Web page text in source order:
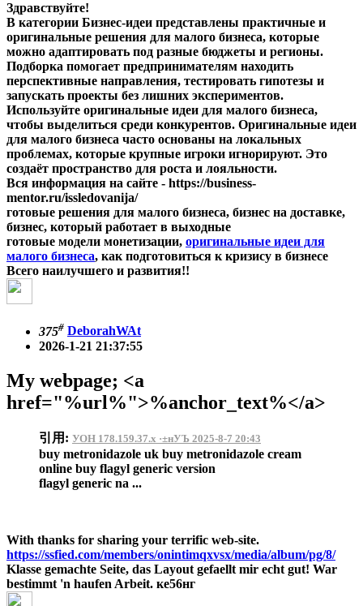
Здравствуйте!
В категории Бизнес-идеи представлены практичные и
оригинальные решения для малого бизнеса, которые
можно адаптировать под разные бюджеты и регионы.
Подборка помогает предпринимателям находить
перспективные направления, тестировать гипотезы и
запускать проекты без лишних экспериментов.
Используйте оригинальные идеи для малого бизнеса,
чтобы выделиться среди конкурентов. Оригинальные идеи
для малого бизнеса часто основаны на локальных
проблемах, которые крупные игроки игнорируют. Это
создаёт пространство для роста и лояльности.
Вся информация на сайте - https://business-
mentor.ru/issledovanija/
готовые решения для малого бизнеса, бизнес на доставке,
бизнес, который работает в выходные
готовые модели монетизации, оригинальные идеи для
малого бизнеса, как подготовиться к кризису в бизнесе
Всего наилучшего и развития!!
375# DeborahWAt
2026-1-21 21:37:55
My webpage; <a
href="%url%">%anchor_text%</a>
引用: УОН 178.159.37.x ·±нУЪ 2025-8-7 20:43
buy metronidazole uk buy metronidazole cream
online buy flagyl generic version
flagyl generic na ...
With thanks for sharing your terrific web-site.
https://ssfied.com/members/onintimqxvsx/media/album/pg/8/
Klasse gemachte Seite, das Layout gefaellt mir echt gut! War
bestimmt 'n haufen Arbeit. ке56нг